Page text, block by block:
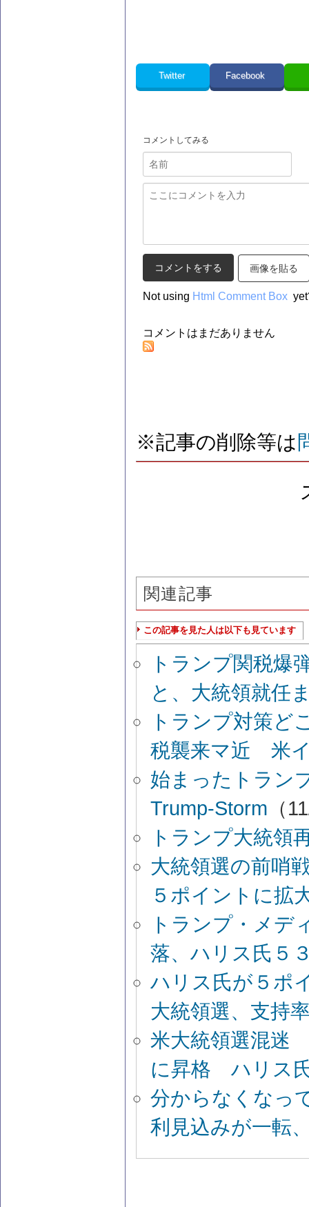
Twitter Facebook
コメントしてみる
画像を貼る
Not using Html Comment Box
コメントはまだありません
※記事の削除等は
関連記事
この記事を見た人は以下も見ています
トランプ関税爆
と、大統領就
トランプ対策ど
税襲来マ近 米
始まったトラ
Trump-Storm （
トランプ大統領
大統領選の前
５ポイントに拡
トランプ・メデ
落、ハリス氏５
ハリス氏が５
大統領選、支持
米大統領選混迷
に昇格 ハリス
分からなくなっ
利見込みが一転